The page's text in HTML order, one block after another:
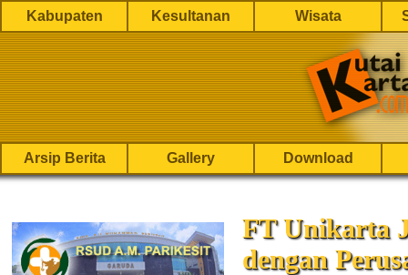
Kabupaten Kesultanan Wisata
Arsip Berita Gallery Download
FT Unikarta
dengan